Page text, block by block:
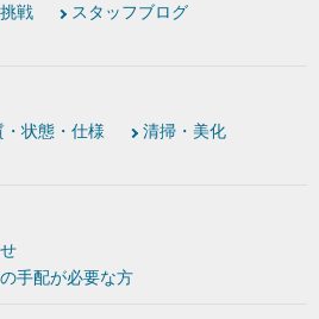
戦
スタッフブログ
・状態・仕様
清掃・美化
手配が必要な方